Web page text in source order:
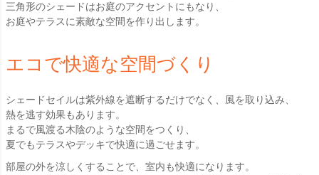
三角形のシェードはお庭のアクセントにもなり、
お庭やテラスに素敵な空間を作り出します。
エコで快適な空間づくり
シェードセイルは紫外線を遮断するだけでなく、風を取り込み、
熱を逃す効果もあります。
まるで風渡る木陰のような空間をつくり、
夏でもテラスやデッキで快適に過ごせます。
部屋の外を涼しくすることで、室内も快適になります。